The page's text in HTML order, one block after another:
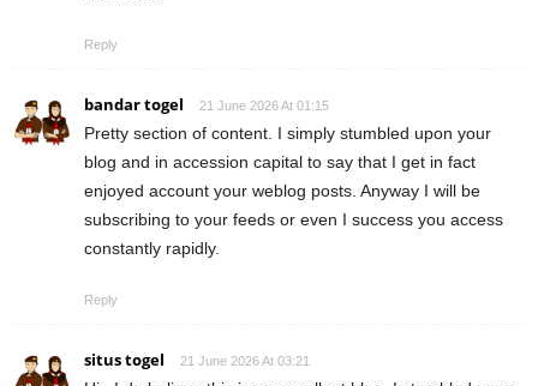
Reply
bandar togel 21 June 2026 At 01:15
Pretty section of content. I simply stumbled upon your
blog and in accession capital to say that I get in fact
enjoyed account your weblog posts. Anyway I will be
subscribing to your feeds or even I success you access
constantly rapidly.
Reply
situs togel 21 June 2026 At 03:21